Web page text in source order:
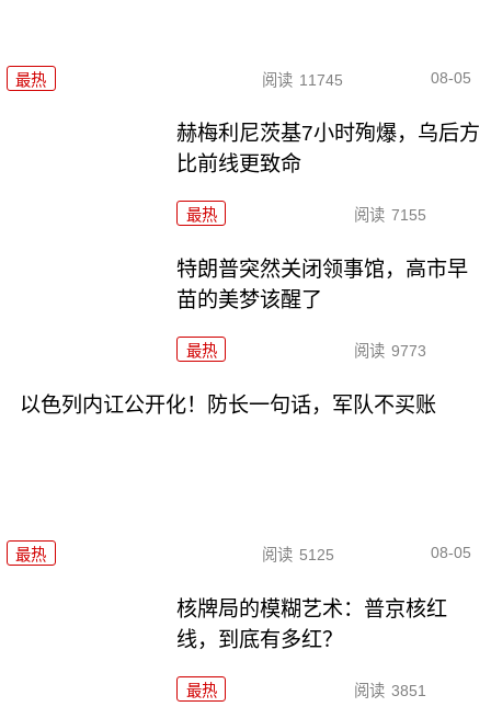
最热 阅读 11745 08-05
赫梅利尼茨基7小时殉爆，乌后方
比前线更致命
最热 阅读 7155
特朗普突然关闭领事馆，高市早
苗的美梦该醒了
最热 阅读 9773
以色列内讧公开化！防长一句话，军队不买账
最热 阅读 5125 08-05
核牌局的模糊艺术：普京核红
线，到底有多红？
最热 阅读 3851